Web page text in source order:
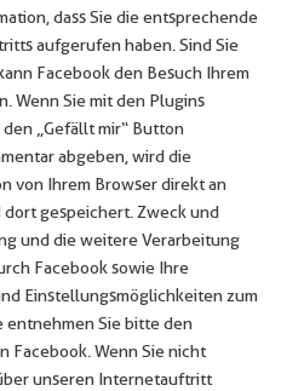
dass Sie die entsprechende
aufgerufen haben. Sind Sie
Facebook den Besuch Ihrem
Wenn Sie mit den Plugins
„Gefällt mir“ Button
abgeben, wird die
von Ihrem Browser direkt an
gespeichert. Zweck und
und die weitere Verarbeitung
Facebook sowie Ihre
Einstellungsmöglichkeiten zum
entnehmen Sie bitte den
Facebook. Wenn Sie nicht
unseren Internetauftritt